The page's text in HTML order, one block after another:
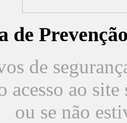
de
de
acesso ao
ou se não